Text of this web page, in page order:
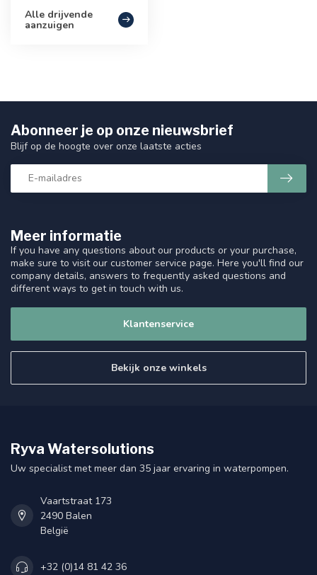
Alle drijvende
aanzuigen
Meer informatie
If you have any questions about our products or your purchase,
make sure to visit our customer service page. Here you'll find our
company details, answers to frequently asked questions and
different ways to get in touch with us.
Klantenservice
Bekijk onze winkels
Abonneer je op onze nieuwsbrief
Blijf op de hoogte over onze laatste acties
Ryva Watersolutions
Uw specialist met meer dan 35 jaar ervaring in waterpompen.
Vaartstraat 173
2490 Balen
België
+32 (0)14 81 42 36